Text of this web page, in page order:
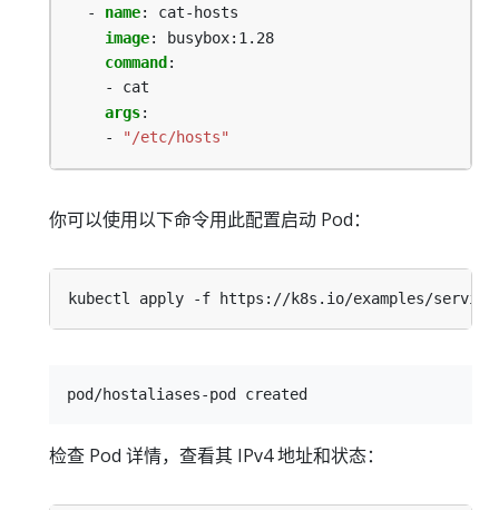
- name:
cat-hosts
image:
busybox:1.28
command :
- cat
args:
-
"/etc/hosts"
你可以使用以下命令用此配置启动 Pod：
检查 Pod 详情，查看其 IPv4 地址和状态：